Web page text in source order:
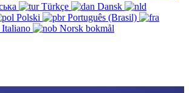
Türkçe
Dansk
Polski
Português (Brasil)
Italiano
Norsk bokmål